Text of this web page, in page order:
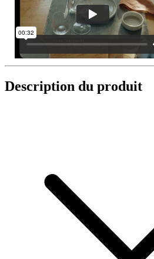
Description du produit